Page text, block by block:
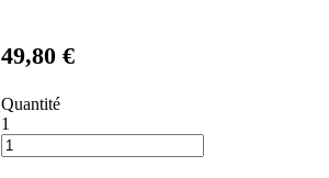
49,80 €
Quantité
1